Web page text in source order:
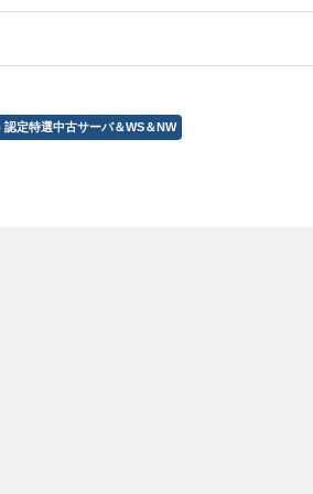
定特選中古サーバ＆WS＆NW